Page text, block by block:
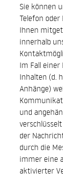
Sie können
Telefon
Ihnen
innerhalb
Im Fall einer
Inhalten (d.
Anhänge)
und
der
durch die
immer eine
aktivierter